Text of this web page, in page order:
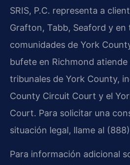
SRIS, P.C. representa a
Grafton, Tabb, Seaford y en
comunidades de York
bufete en Richmond
tribunales de York County,
County Circuit Court y el
Court. Para solicitar una
situación legal, llame al
Para información adicional